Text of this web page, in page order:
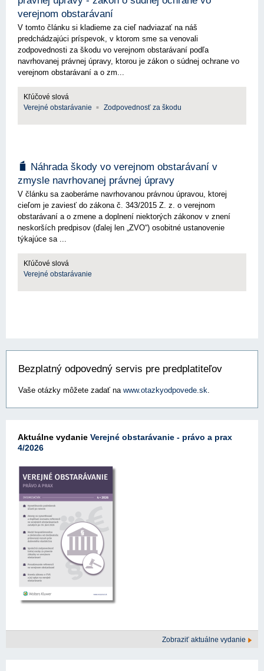
verejnom obstarávaní
V tomto článku si kladieme za cieľ nadviazať na náš
predchádzajúci príspevok, v ktorom sme sa venovali
zodpovednosti za škodu vo verejnom obstarávaní podľa
navrhovanej právnej úpravy, ktorou je zákon o súdnej ochrane vo
verejnom obstarávaní a o zm...
Kľúčové slová
Verejné obstarávanie
Zodpovednosť za škodu
Náhrada škody vo verejnom obstarávaní v
zmysle navrhovanej právnej úpravy
V článku sa zaoberáme navrhovanou právnou úpravou, ktorej
cieľom je zaviesť do zákona č. 343/2015 Z. z. o verejnom
obstarávaní a o zmene a doplnení niektorých zákonov v znení
neskorších predpisov (ďalej len „ZVO“) osobitné ustanovenie
týkajúce sa ...
Kľúčové slová
Verejné obstarávanie
Bezplatný odpovedný servis pre predplatiteľov
Vaše otázky môžete zadať na www.otazkyodpovede.sk.
Aktuálne vydanie Verejné obstarávanie - právo a prax
4/2026
Zobraziť aktuálne vydanie